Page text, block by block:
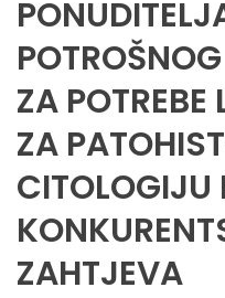
ZA
ZA
CITOLOGIJU
ZAHTJEVA